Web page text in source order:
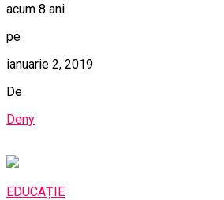
acum 8 ani
pe
ianuarie 2, 2019
De
Deny
EDUCAȚIE